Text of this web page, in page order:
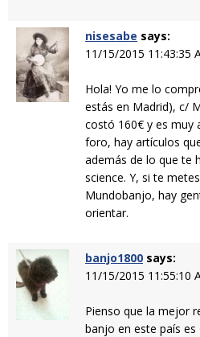
nisesabe says:
11/15/2015 11:43:35
Hola! Yo me lo
estás en Madrid), c/
costó 160€ y es muy
foro, hay artículos
además de lo que te
science. Y, si te
Mundobanjo, hay
orientar.
banjo1800 says:
11/15/2015 11:55:10
Pienso que la mejor
banjo en este país es